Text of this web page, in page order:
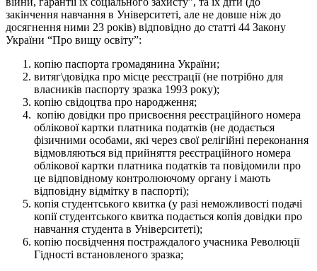
закінчення навчання в Університеті, але не довше ніж до
досягнення ними 23 років) відповідно до статті 44 Закону
України “Про вищу освіту”:
копію паспорта громадянина України;
витяг\довідка про місце реєстрації (не потрібно для
власників паспорту зразка 1993 року);
копію свідоцтва про народження;
копію довідки про присвоєння реєстраційного номера
облікової картки платника податків (не додається
фізичними особами, які через свої релігійні переконання
відмовляються від прийняття реєстраційного номера
облікової картки платника податків та повідомили про
це відповідному контролюючому органу і мають
відповідну відмітку в паспорті);
копія студентського квитка (у разі неможливості подачі
копії студентського квитка подається копія довідки про
навчання студента в Університеті);
копію посвідчення постраждалого учасника Революції
Гідності встановленого зразка;